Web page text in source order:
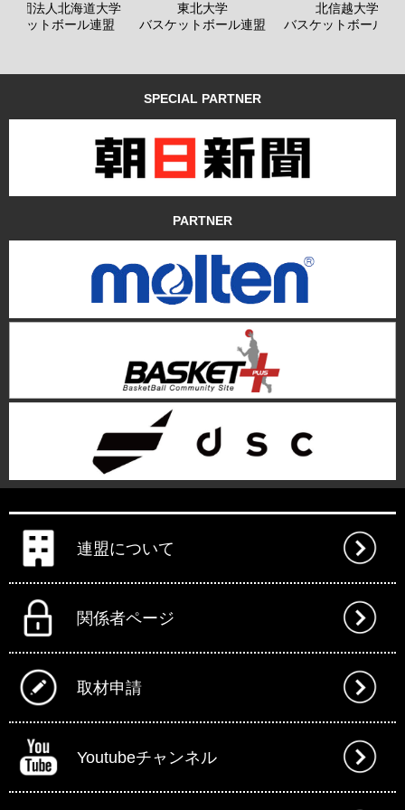
社団法人北海道大学
ケットボール連盟
東北大学
バスケットボール連盟
北信越大学
バスケットボール連
SPECIAL PARTNER
PARTNER
連盟について
関係者ページ
取材申請
Youtubeチャンネル